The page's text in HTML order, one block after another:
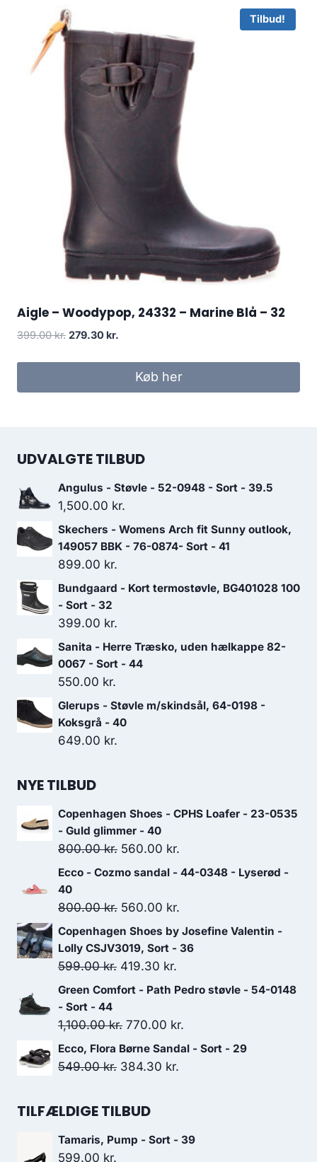
Tilbud!
Aigle – Woodypop, 24332 – Marine Blå – 32
399.00kr. Den
279.30 kr.
Køb her
UDVALGTE TILBUD
Angulus - Støvle - 52-0948 - Sort - 39.5
1,500.00 kr.
Skechers - Womens Arch fit Sunny outlook,
149057 BBK - 76-0874- Sort - 41
899.00 kr.
Bundgaard - Kort termostøvle, BG401028 100
- Sort - 32
399.00 kr.
Sanita - Herre Træsko, uden hælkappe 82-
0067 - Sort - 44
550.00 kr.
Glerups - Støvle m/skindsål, 64-0198 -
Koksgrå - 40
649.00 kr.
NYE TILBUD
Copenhagen Shoes - CPHS Loafer - 23-0535
- Guld glimmer - 40
800.00kr. Den
oprindelige
var:
800.00 kr..
560.00 kr.
aktuelle
560.00 kr..
Ecco - Cozmo sandal - 44-0348 - Lyserød -
40
800.00kr. Den
oprindelige
pris
var:
800.00 kr..
560.00 kr.
aktuelle
pris
560.00 kr..
Copenhagen Shoes by Josefine Valentin -
Lolly CSJV3019, Sort - 36
599.00kr. Den
oprindelige
var:
599.00 kr..
419.30 kr.
aktuelle
er:
419.30 kr..
Green Comfort - Path Pedro støvle - 54-0148
- Sort - 44
1,100.00kr. Den
oprindelige
pris
770.00 kr.
aktuelle
Ecco, Flora Børne Sandal - Sort - 29
549.00kr. Den
pris
549.00 kr..
384.30 kr.
384.30 kr..
TILFÆLDIGE TILBUD
Tamaris, Pump - Sort - 39
599.00 kr.